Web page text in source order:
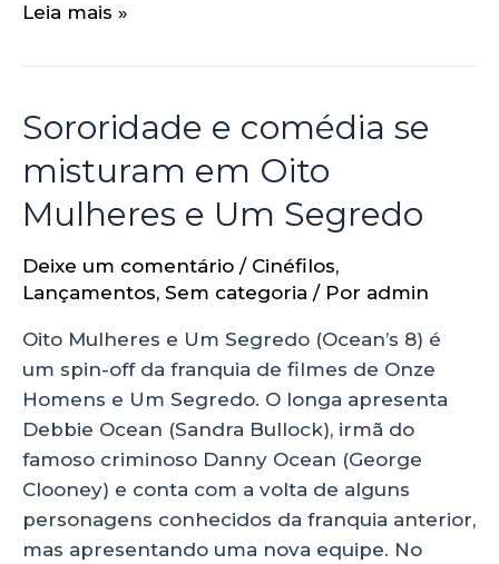
Leia mais »
Sororidade e comédia se
misturam em Oito
Mulheres e Um Segredo
Deixe um comentário / Cinéfilos,
Lançamentos, Sem categoria / Por admin
Oito Mulheres e Um Segredo (Ocean’s 8) é
um spin-off da franquia de filmes de Onze
Homens e Um Segredo. O longa apresenta
Debbie Ocean (Sandra Bullock), irmã do
famoso criminoso Danny Ocean (George
Clooney) e conta com a volta de alguns
personagens conhecidos da franquia anterior,
mas apresentando uma nova equipe. No